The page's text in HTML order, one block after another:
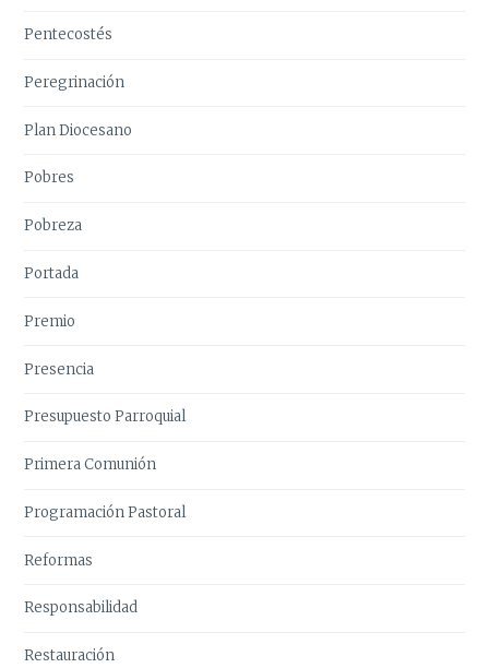
Pentecostés
Peregrinación
Plan Diocesano
Pobres
Pobreza
Portada
Premio
Presencia
Presupuesto Parroquial
Primera Comunión
Programación Pastoral
Reformas
Responsabilidad
Restauración